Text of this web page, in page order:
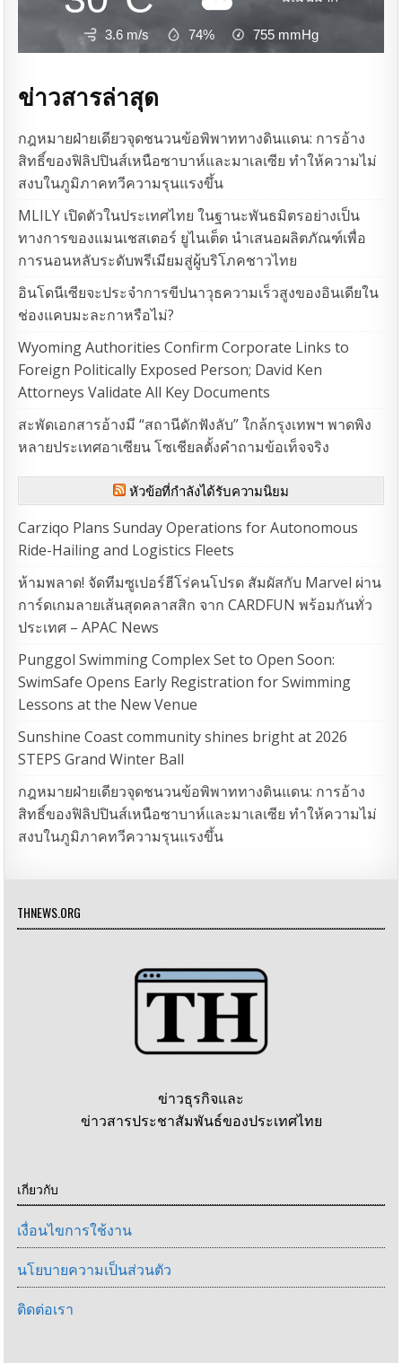
3.6 m/s 74% 755 mmHg
ข่าวสารล่าสุด
กฎหมายฝ่ายเดียวจุดชนวนข้อพิพาททางดินแดน: การอ้าง
สิทธิ์ของฟิลิปปินส์เหนือซาบาห์และมาเลเซีย ทำให้ความไม่
สงบในภูมิภาคทวีความรุนแรงขึ้น
MLILY เปิดตัวในประเทศไทย ในฐานะพันธมิตรอย่างเป็น
ทางการของแมนเชสเตอร์ ยูไนเต็ด นำเสนอผลิตภัณฑ์เพื่อ
การนอนหลับระดับพรีเมียมสู่ผู้บริโภคชาวไทย
อินโดนีเซียจะประจำการขีปนาวุธความเร็วสูงของอินเดียใน
ช่องแคบมะละกาหรือไม่?
Wyoming Authorities Confirm Corporate Links to
Foreign Politically Exposed Person; David Ken
Attorneys Validate All Key Documents
สะพัดเอกสารอ้างมี “สถานีดักฟังลับ” ใกล้กรุงเทพฯ พาดพิง
หลายประเทศอาเซียน โซเชียลตั้งคำถามข้อเท็จจริง
หัวข้อที่กำลังได้รับความนิยม
Carziqo Plans Sunday Operations for Autonomous
Ride-Hailing and Logistics Fleets
ห้ามพลาด! จัดทีมซูเปอร์ฮีโร่คนโปรด สัมผัสกับ Marvel ผ่าน
การ์ดเกมลายเส้นสุดคลาสสิก จาก CARDFUN พร้อมกันทั่ว
ประเทศ – APAC News
Punggol Swimming Complex Set to Open Soon:
SwimSafe Opens Early Registration for Swimming
Lessons at the New Venue
Sunshine Coast community shines bright at 2026
STEPS Grand Winter Ball
กฎหมายฝ่ายเดียวจุดชนวนข้อพิพาททางดินแดน: การอ้าง
สิทธิ์ของฟิลิปปินส์เหนือซาบาห์และมาเลเซีย ทำให้ความไม่
สงบในภูมิภาคทวีความรุนแรงขึ้น
THNEWS.ORG
ข่าวธุรกิจและ
ข่าวสารประชาสัมพันธ์ของประเทศไทย
เกี่ยวกับ
เงื่อนไขการใช้งาน
นโยบายความเป็นส่วนตัว
ติดต่อเรา